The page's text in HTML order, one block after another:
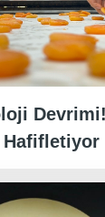
Hafifletiyor